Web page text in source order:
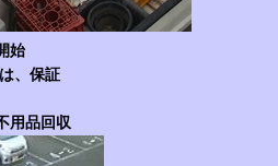
始
、保証
用品回収